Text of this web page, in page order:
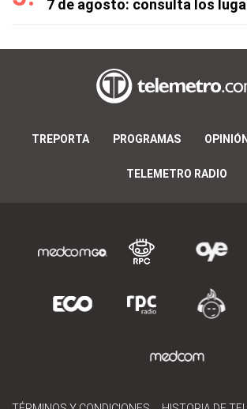
7 de agosto: consulta los
TREPORTA PROGRAMAS OPINIÓN
TELEMETRO RADIO